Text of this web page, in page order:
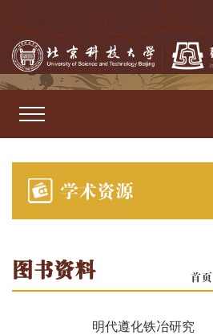
学术资源
首页
图书资料
明代遵化铁冶研究